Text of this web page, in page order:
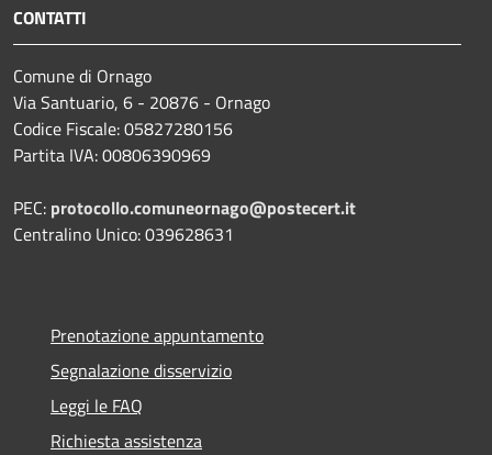
CONTATTI
Comune di Ornago
Via Santuario, 6 - 20876 - Ornago
Codice Fiscale: 05827280156
Partita IVA: 00806390969
PEC: protocollo.comuneornago@postecert.it
Centralino Unico: 039628631
Prenotazione appuntamento
Segnalazione disservizio
Leggi le FAQ
Richiesta assistenza